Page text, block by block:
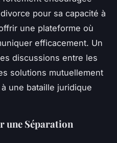
pour sa capacité à
une plateforme où
efficacement. Un
discussions entre les
solutions mutuellement
une bataille juridique
une Séparation